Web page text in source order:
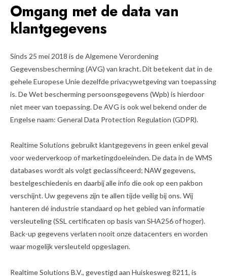
Omgang met de data van
klantgegevens
Sinds 25 mei 2018 is de Algemene Verordening
Gegevensbescherming (AVG) van kracht. Dit betekent dat in de
gehele Europese Unie dezelfde privacywetgeving van toepassing
is. De Wet bescherming persoonsgegevens (Wpb) is hierdoor
niet meer van toepassing. De AVG is ook wel bekend onder de
Engelse naam: General Data Protection Regulation (GDPR).
Realtime Solutions gebruikt klantgegevens in geen enkel geval
voor wederverkoop of marketingdoeleinden. De data in de WMS
databases wordt als volgt geclassificeerd; NAW gegevens,
bestelgeschiedenis en daarbij alle info die ook op een pakbon
verschijnt. Uw gegevens zijn te allen tijde veilig bij ons. Wij
hanteren dé industrie standaard op het gebied van informatie
versleuteling (SSL certificaten op basis van SHA256 of hoger).
Back-up gegevens verlaten nooit onze datacenters en worden
waar mogelijk versleuteld opgeslagen.
Realtime Solutions B.V., gevestigd aan Huiskesweg 8211, is